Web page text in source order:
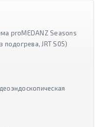
proMEDANZ Seasons
подогрева, JRT S05)